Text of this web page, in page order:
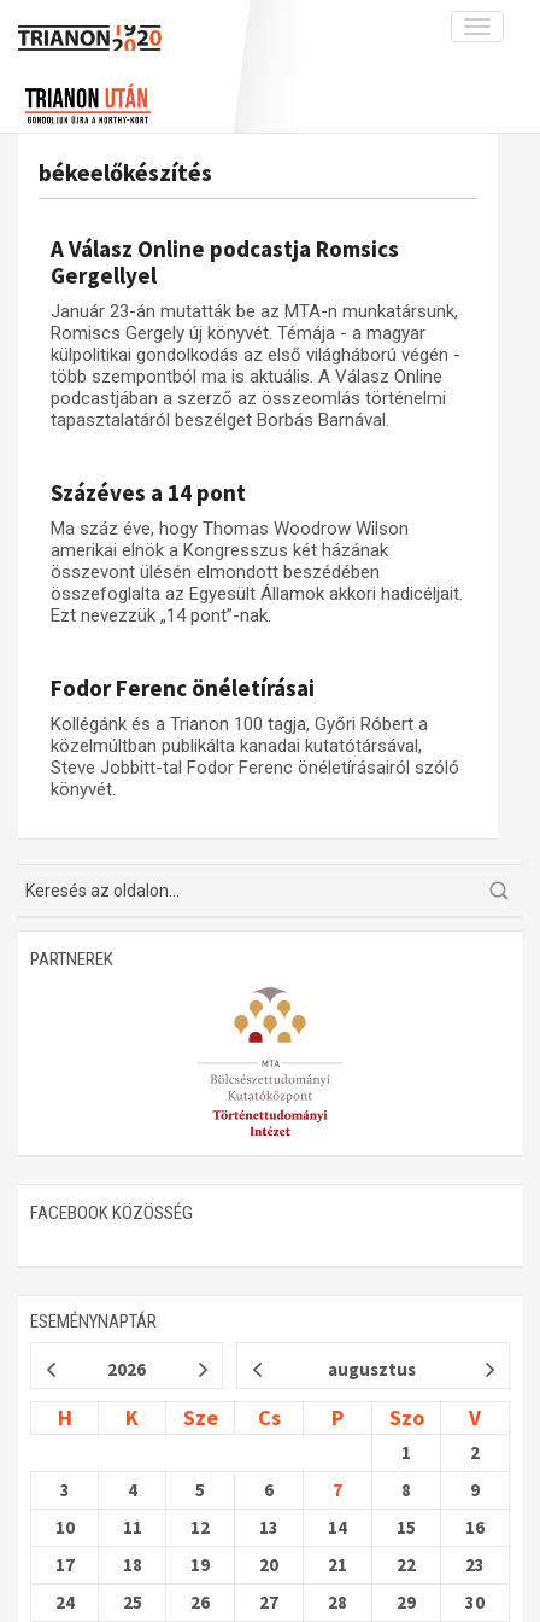
Toggle
interpretációk
A békerendszer megszilárdulása
Galéria
Adatbázis
Emlékművek (feltöltés alatt)
Menekültek
Visszhang
Publikációk
Kapcsolat
Dokumentumok
A trianoni szerződés
Műhelymunkák
békeelőkészítés
A Válasz Online podcastja Romsics
Gergellyel
Január 23-án mutatták be az MTA-n munkatársunk,
Romiscs Gergely új könyvét. Témája - a magyar
külpolitikai gondolkodás az első világháború végén -
több szempontból ma is aktuális. A Válasz Online
podcastjában a szerző az összeomlás történelmi
tapasztalatáról beszélget Borbás Barnával.
Százéves a 14 pont
Ma száz éve, hogy Thomas Woodrow Wilson
amerikai elnök a Kongresszus két házának
összevont ülésén elmondott beszédében
összefoglalta az Egyesült Államok akkori hadicéljait.
Ezt nevezzük „14 pont”-nak.
Fodor Ferenc önéletírásai
Kollégánk és a Trianon 100 tagja, Győri Róbert a
közelmúltban publikálta kanadai kutatótársával,
Steve Jobbitt-tal Fodor Ferenc önéletírásairól szóló
könyvét.
PARTNEREK
FACEBOOK KÖZÖSSÉG
ESEMÉNYNAPTÁR
2026 augusztus
H K Sze Cs P Szo V
1
2
3
4 5 6 7 8
9
10
11 12 13 14 15
16
17
18 19 20 21 22
23
24
25 26 27 28 29 30